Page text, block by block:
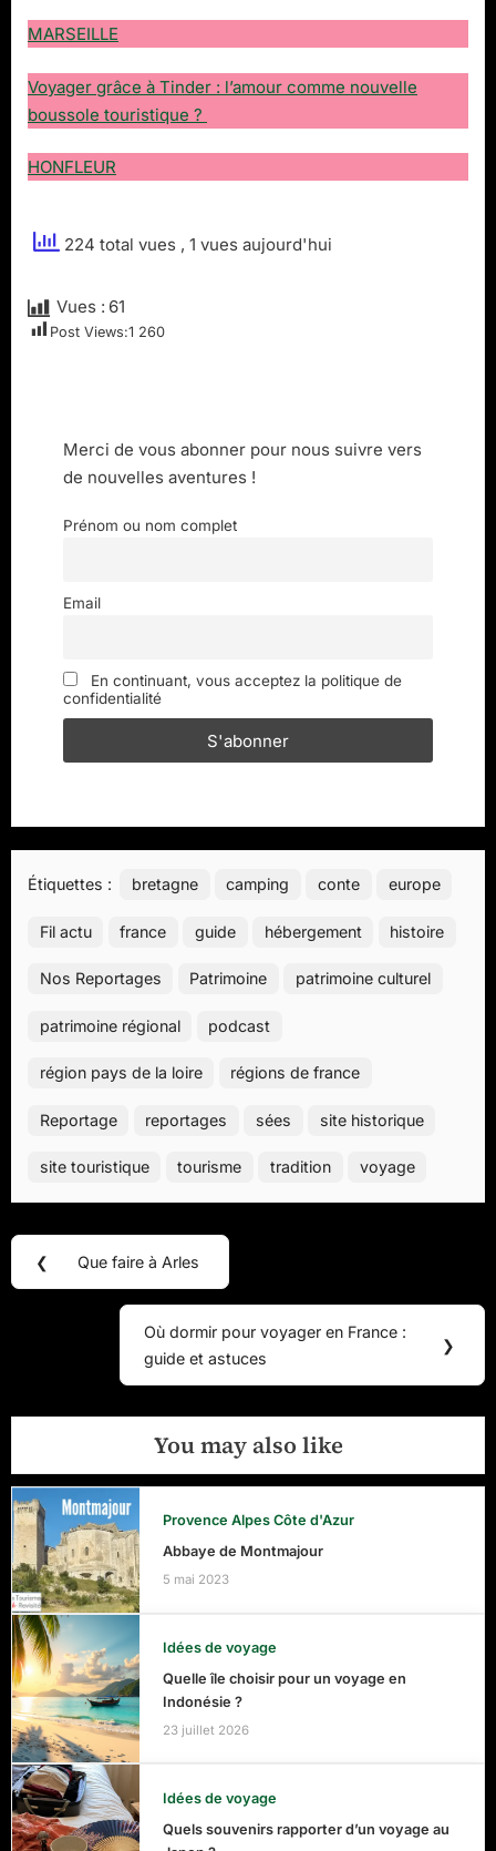
MARSEILLE
Voyager grâce à Tinder : l’amour comme nouvelle
boussole touristique ?
HONFLEUR
224 total vues , 1 vues aujourd'hui
Vues : 61
Post Views:1 260
Merci de vous abonner pour nous suivre vers
de nouvelles aventures !
Prénom ou nom complet
Email
En continuant, vous acceptez la politique de
confidentialité
Étiquettes : bretagne camping conte europe
Fil actu france guide hébergement histoire
Nos Reportages Patrimoine patrimoine culturel
patrimoine régional podcast
région pays de la loire régions de france
Reportage reportages sées site historique
site touristique tourisme tradition voyage
Navigation
de
❮
Previous
Que faire à Arles
Next
Post:
Où dormir pour voyager en France :
guide et astuces
❯
You may also like
Provence Alpes Côte d'Azur
Abbaye de Montmajour
5 mai 2023
Idées de voyage
Quelle île choisir pour un voyage en
Indonésie ?
23 juillet 2026
Idées de voyage
Quels souvenirs rapporter d’un voyage au